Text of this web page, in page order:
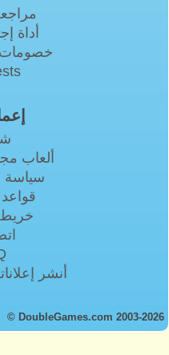
أداة
خصومات
ألعاب
سياسة
قواعد
أنشر
© DoubleGames.com 2003-2026